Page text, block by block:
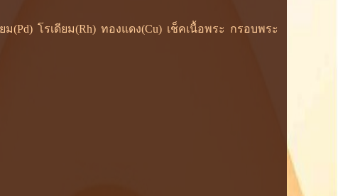
(Pd) โรเดียม(Rh) ทองแดง(Cu) เช็คเนื้อพระ กรอบพระ